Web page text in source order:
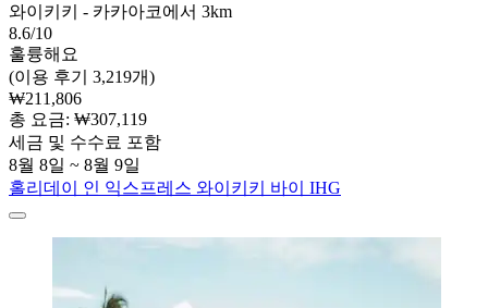
와이키키 - 카카아코에서 3km
8.6/10
훌륭해요
(이용 후기 3,219개)
₩211,806
총 요금: ₩307,119
세금 및 수수료 포함
8월 8일 ~ 8월 9일
홀리데이 인 익스프레스 와이키키 바이 IHG